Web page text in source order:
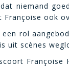
niemand
Françoise ook
rol
uit scènes
Françoise